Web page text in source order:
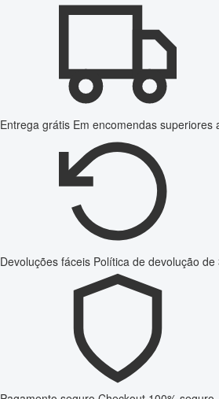
Entrega grátis Em encomendas superiores
Devoluções fáceis Política de devolução de